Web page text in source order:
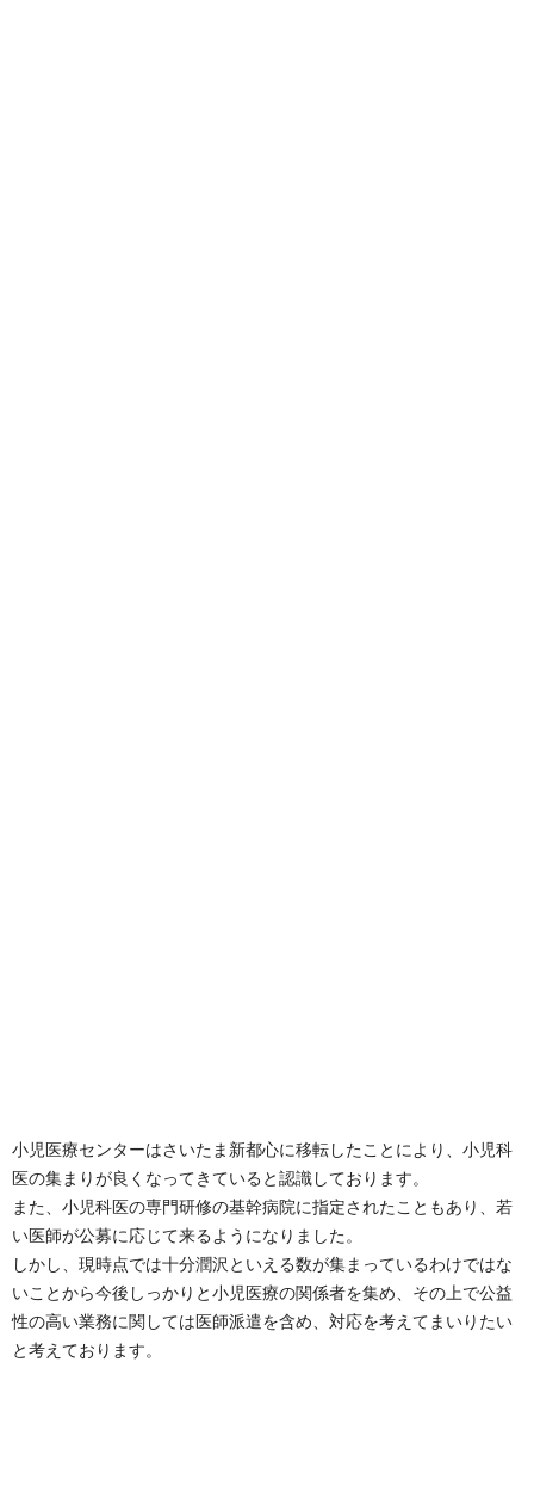
小児医療センターはさいたま新都心に移転したことにより、小児科
医の集まりが良くなってきていると認識しております。
また、小児科医の専門研修の基幹病院に指定されたこともあり、若
い医師が公募に応じて来るようになりました。
しかし、現時点では十分潤沢といえる数が集まっているわけではな
いことから今後しっかりと小児医療の関係者を集め、その上で公益
性の高い業務に関しては医師派遣を含め、対応を考えてまいりたい
と考えております。